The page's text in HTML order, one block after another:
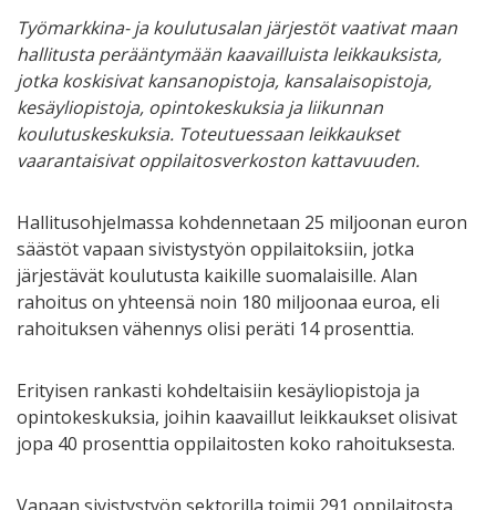
Työmarkkina- ja koulutusalan järjestöt vaativat maan
hallitusta perääntymään kaavailluista leikkauksista,
jotka koskisivat kansanopistoja, kansalaisopistoja,
kesäyliopistoja, opintokeskuksia ja liikunnan
koulutuskeskuksia. Toteutuessaan leikkaukset
vaarantaisivat oppilaitosverkoston kattavuuden.
Hallitusohjelmassa kohdennetaan 25 miljoonan euron
säästöt vapaan sivistystyön oppilaitoksiin, jotka
järjestävät koulutusta kaikille suomalaisille. Alan
rahoitus on yhteensä noin 180 miljoonaa euroa, eli
rahoituksen vähennys olisi peräti 14 prosenttia.
Erityisen rankasti kohdeltaisiin kesäyliopistoja ja
opintokeskuksia, joihin kaavaillut leikkaukset olisivat
jopa 40 prosenttia oppilaitosten koko rahoituksesta.